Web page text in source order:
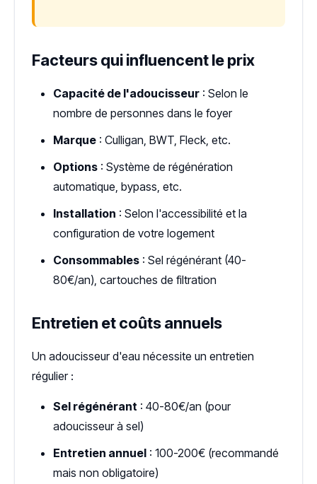
Facteurs qui influencent le prix
Capacité de l'adoucisseur : Selon le
nombre de personnes dans le foyer
Marque : Culligan, BWT, Fleck, etc.
Options : Système de régénération
automatique, bypass, etc.
Installation : Selon l'accessibilité et la
configuration de votre logement
Consommables : Sel régénérant (40-
80€/an), cartouches de filtration
Entretien et coûts annuels
Un adoucisseur d'eau nécessite un entretien
régulier :
Sel régénérant : 40-80€/an (pour
adoucisseur à sel)
Entretien annuel : 100-200€ (recommandé
mais non obligatoire)